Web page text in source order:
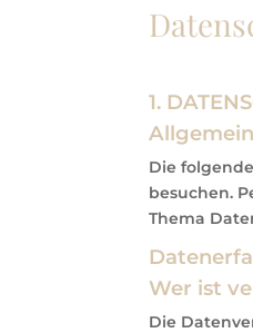
1.
Die
besuchen.
Thema
Wer ist
Die